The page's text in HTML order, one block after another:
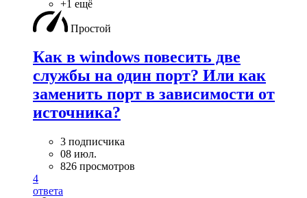
+1 ещё
Простой
Как в windows повесить две
службы на один порт? Или как
заменить порт в зависимости от
источника?
3 подписчика
08 июл.
826 просмотров
4
ответа